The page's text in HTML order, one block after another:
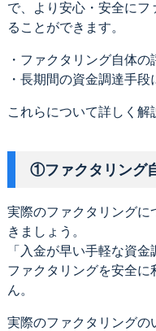
で、より安心・安全にフ
ることができます。
・ファクタリング自体の
・長期間の資金調達手段
これらについて詳しく解
①ファクタリング
実際のファクタリングに
きましょう。
「入金が早い手軽な資
ファクタリングを安全
ん。
実際のファクタリングの